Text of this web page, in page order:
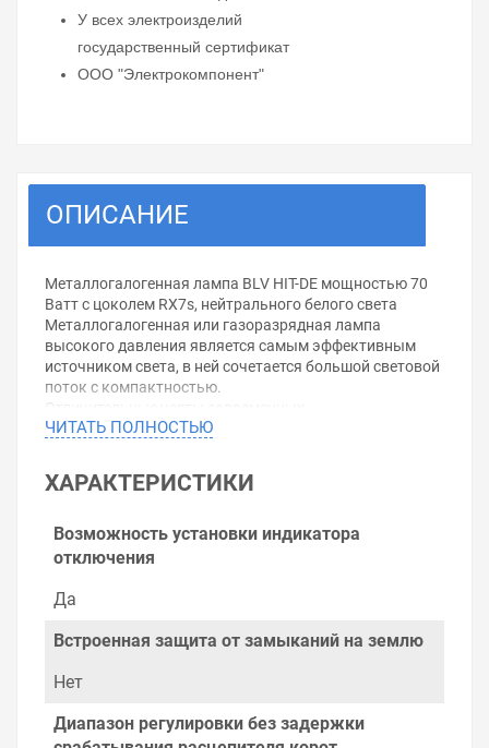
У всех электроизделий
государственный сертификат
ООО "Электрокомпонент"
ОПИСАНИЕ
Металлогалогенная лампа BLV HIT-DE мощностью 70
Ватт с цоколем RX7s, нейтрального белого света
Металлогалогенная или газоразрядная лампа
высокого давления является самым эффективным
источником света, в ней сочетается большой световой
поток с компактностью.
Отличительные черты современных
металлогалогенных ламп (МГЛ) - это низкое
большой срок службы, благодаря компактной
конструкции этих МГЛ можно удобно управлять
Газоразрядные лампы высокого давления широко
используются там, где:
предметов: на витринах и в торговых залах.
срок службы: производственное и промышленное
сооружений, строительное освещение, а также
освещение дорог и территории, освещение зданий и
фасадов, архитектурное и ландшафтное освещение,
ЧИТАТЬ ПОЛНОСТЬЮ
ХАРАКТЕРИСТИКИ
Возможность установки индикатора
отключения
Да
Встроенная защита от замыканий на землю
Нет
Диапазон регулировки без задержки